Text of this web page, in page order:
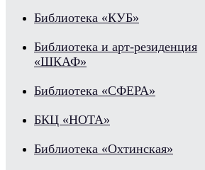
Библиотека «КУБ»
Библиотека и арт-резиденция
«ШКАФ»
Библиотека «СФЕРА»
БКЦ «НОТА»
Библиотека «Охтинская»